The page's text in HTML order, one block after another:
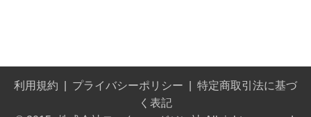
利用規約 プライバシーポリシー
特定商取引法に基づ
く表記